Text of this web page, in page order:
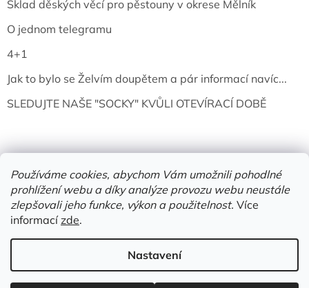
Používáme cookies, abychom Vám umožnili pohodlné
prohlížení webu a díky analýze provozu webu neustále
zlepšovali jeho funkce, výkon a použitelnost. Více
informacízde.
Nastavení
Sklad děských věcí pro pěstouny v okrese Mělník
O jednom telegramu
4+1
Jak to bylo se Želvím doupětem a pár informací navíc...
SLEDUJTE NAŠE "SOCKY" KVŮLI OTEVÍRACÍ DOBĚ
Vytvořil Shoptet